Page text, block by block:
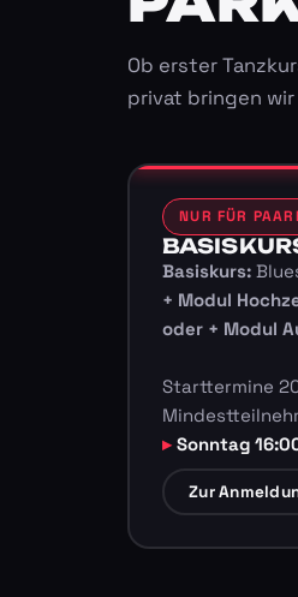
Ob erster
privat bringen
NUR FÜR
Basiskurs:
+ Modul
oder + Modul
Starttermine
Sonntag
Zur